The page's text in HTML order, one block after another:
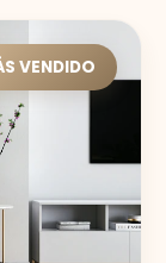
VENDIDO